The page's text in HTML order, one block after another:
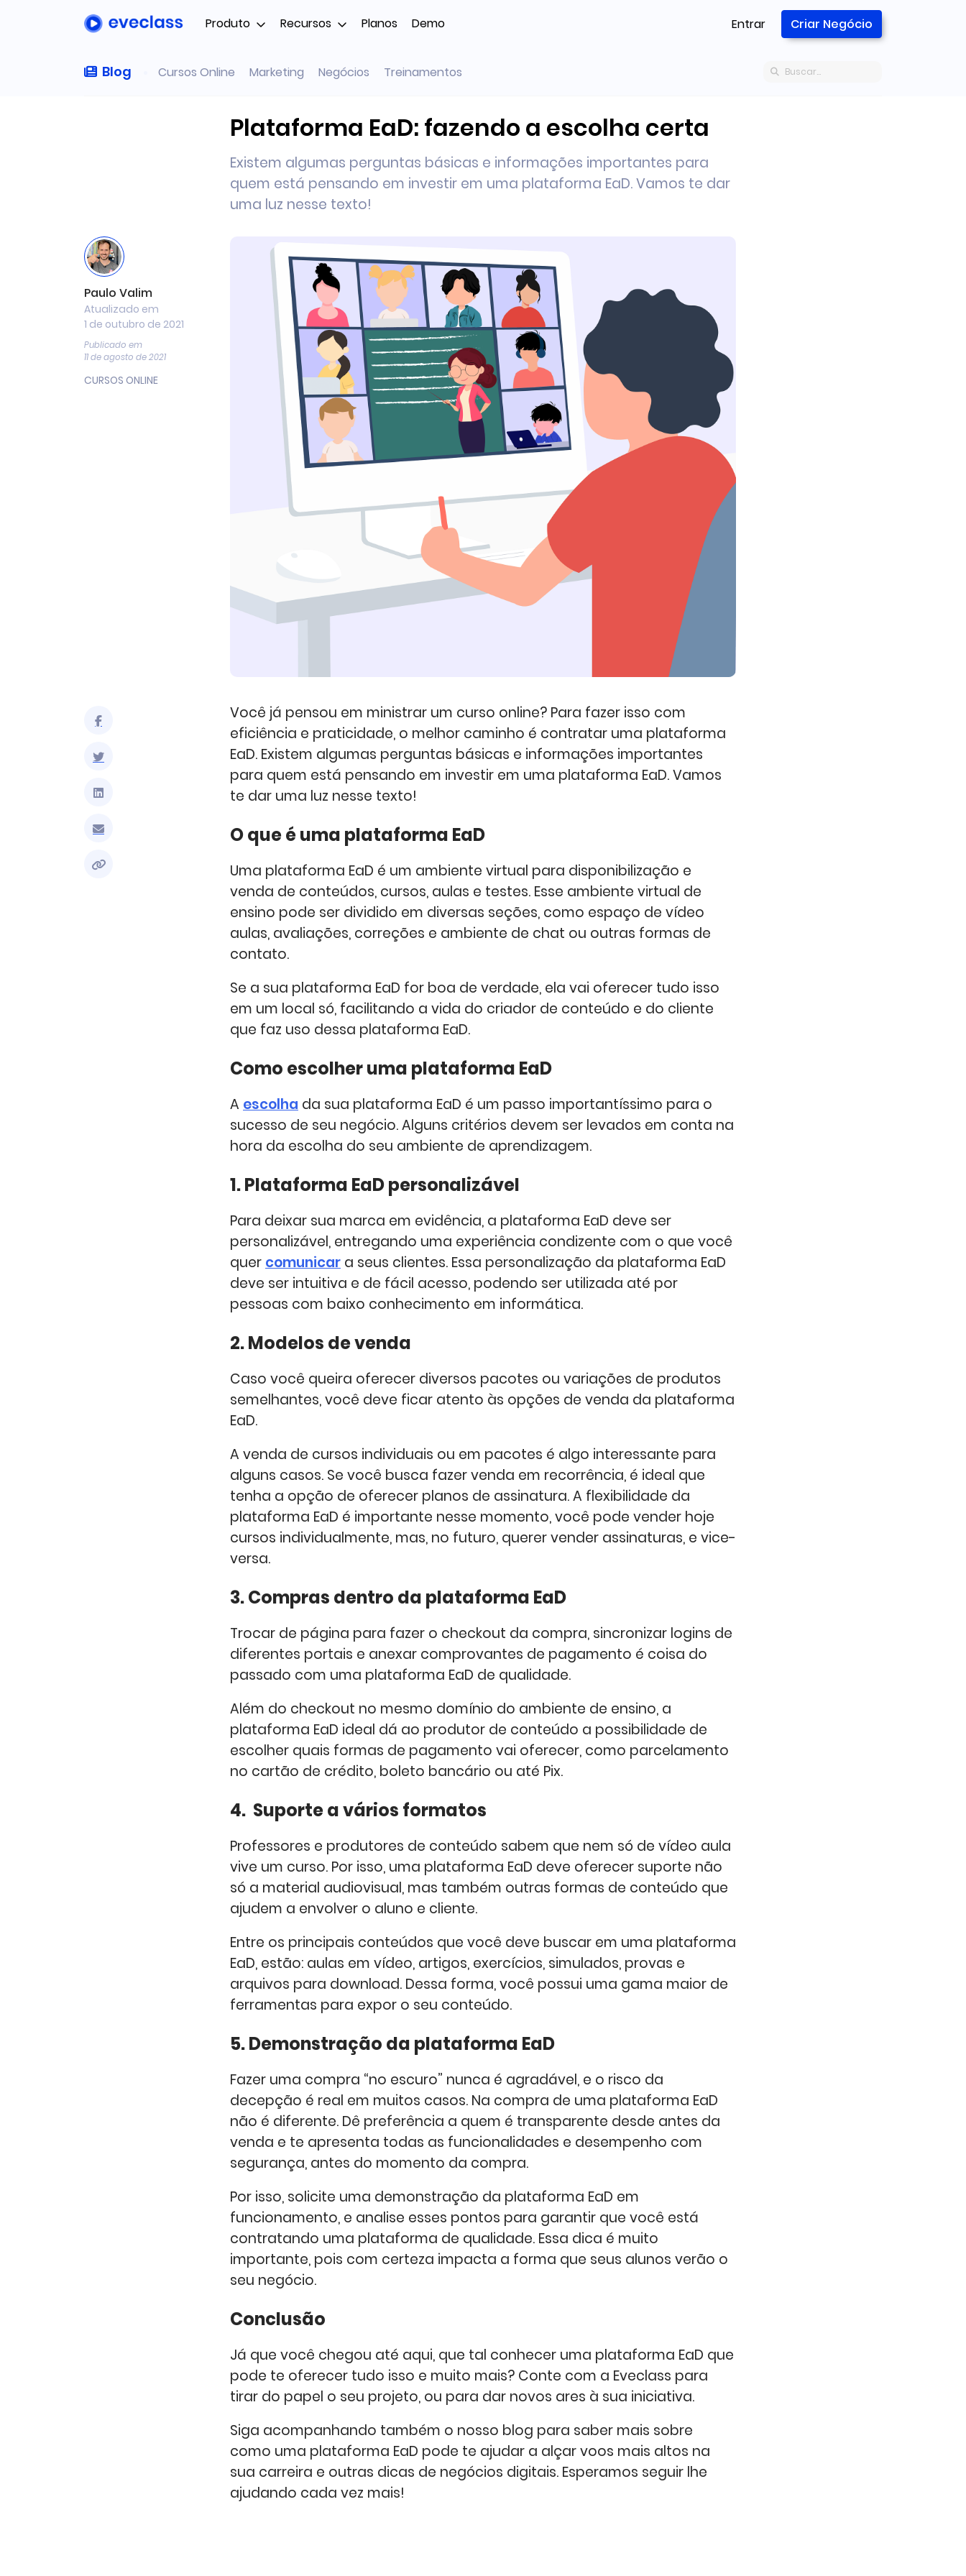
Produto Recursos Planos Demo Entrar Criar Negócio
Blog Cursos Online Marketing Negócios Treinamentos
Plataforma EaD: fazendo a escolha certa
Existem algumas perguntas básicas e informações importantes para
quem está pensando em investir em uma plataforma EaD. Vamos te dar
uma luz nesse texto!
Paulo Valim
Atualizado em
1 de outubro de 2021
Publicado em
11 de agosto de 2021
CURSOS ONLINE
Você já pensou em ministrar um curso online? Para fazer isso com
eficiência e praticidade, o melhor caminho é contratar uma plataforma
EaD. Existem algumas perguntas básicas e informações importantes
para quem está pensando em investir em uma plataforma EaD. Vamos
te dar uma luz nesse texto!
O que é uma plataforma EaD
Uma plataforma EaD é um ambiente virtual para disponibilização e
venda de conteúdos, cursos, aulas e testes. Esse ambiente virtual de
ensino pode ser dividido em diversas seções, como espaço de vídeo
aulas, avaliações, correções e ambiente de chat ou outras formas de
contato.
Se a sua plataforma EaD for boa de verdade, ela vai oferecer tudo isso
em um local só, facilitando a vida do criador de conteúdo e do cliente
que faz uso dessa plataforma EaD.
Como escolher uma plataforma EaD
A escolha da sua plataforma EaD é um passo importantíssimo para o
sucesso de seu negócio. Alguns critérios devem ser levados em conta na
hora da escolha do seu ambiente de aprendizagem.
1. Plataforma EaD personalizável
Para deixar sua marca em evidência, a plataforma EaD deve ser
personalizável, entregando uma experiência condizente com o que você
quer comunicar a seus clientes. Essa personalização da plataforma EaD
deve ser intuitiva e de fácil acesso, podendo ser utilizada até por
pessoas com baixo conhecimento em informática.
2. Modelos de venda
Caso você queira oferecer diversos pacotes ou variações de produtos
semelhantes, você deve ficar atento às opções de venda da plataforma
EaD.
A venda de cursos individuais ou em pacotes é algo interessante para
alguns casos. Se você busca fazer venda em recorrência, é ideal que
tenha a opção de oferecer planos de assinatura. A flexibilidade da
plataforma EaD é importante nesse momento, você pode vender hoje
cursos individualmente, mas, no futuro, querer vender assinaturas, e vice-
versa.
3. Compras dentro da plataforma EaD
Trocar de página para fazer o checkout da compra, sincronizar logins de
diferentes portais e anexar comprovantes de pagamento é coisa do
passado com uma plataforma EaD de qualidade.
Além do checkout no mesmo domínio do ambiente de ensino, a
plataforma EaD ideal dá ao produtor de conteúdo a possibilidade de
escolher quais formas de pagamento vai oferecer, como parcelamento
no cartão de crédito, boleto bancário ou até Pix.
4. Suporte a vários formatos
Professores e produtores de conteúdo sabem que nem só de vídeo aula
vive um curso. Por isso, uma plataforma EaD deve oferecer suporte não
só a material audiovisual, mas também outras formas de conteúdo que
ajudem a envolver o aluno e cliente.
Entre os principais conteúdos que você deve buscar em uma plataforma
EaD, estão: aulas em vídeo, artigos, exercícios, simulados, provas e
arquivos para download. Dessa forma, você possui uma gama maior de
ferramentas para expor o seu conteúdo.
5. Demonstração da plataforma EaD
Fazer uma compra “no escuro” nunca é agradável, e o risco da
decepção é real em muitos casos. Na compra de uma plataforma EaD
não é diferente. Dê preferência a quem é transparente desde antes da
venda e te apresenta todas as funcionalidades e desempenho com
segurança, antes do momento da compra.
Por isso, solicite uma demonstração da plataforma EaD em
funcionamento, e analise esses pontos para garantir que você está
contratando uma plataforma de qualidade. Essa dica é muito
importante, pois com certeza impacta a forma que seus alunos verão o
seu negócio.
Conclusão
Já que você chegou até aqui, que tal conhecer uma plataforma EaD que
pode te oferecer tudo isso e muito mais? Conte com a Eveclass para
tirar do papel o seu projeto, ou para dar novos ares à sua iniciativa.
Siga acompanhando também o nosso blog para saber mais sobre
como uma plataforma EaD pode te ajudar a alçar voos mais altos na
sua carreira e outras dicas de negócios digitais. Esperamos seguir lhe
ajudando cada vez mais!